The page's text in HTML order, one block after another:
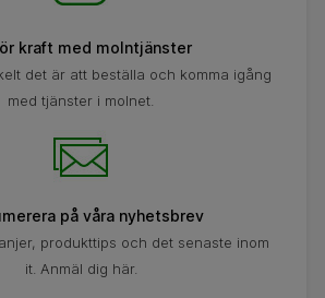
kraft med molntjänster
det är att beställa och komma igång
med tjänster i molnet.
på våra nyhetsbrev
produkttips och det senaste inom
it. Anmäl dig här.